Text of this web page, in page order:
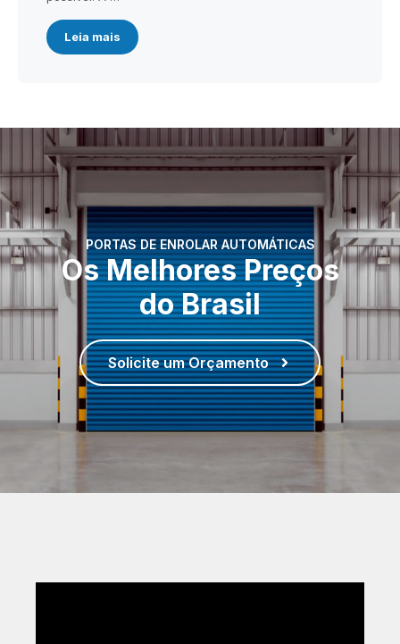
Leia mais
PORTAS DE ENROLAR AUTOMÁTICAS
Os Melhores Preços
do Brasil
Solicite um Orçamento